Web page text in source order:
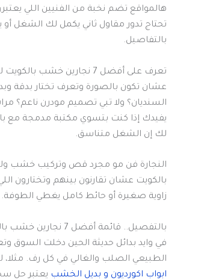
هالمواقع تضم نخبة من الفنيين اللي
تحتاج تدور مقاول ثاني يكمل لك الشغل
بالتفاصيل.
تعرف على أفضل 7 نجارين خشب بالكويت لتصميم مكتبات منزلية عصرية
عشان تكون بالصورة وتعرف تختار بدقة
السنديان؟ ولا تبي تصميم مودرن ناعم؟
لك إن الشغل متناسق.
النجارة فن مو مجرد قص وتركيب خشب
بالكويت عشان تقارنون بينهم وتختارون
زاوية صغيرة أو حائط كامل يغطي الطوفة.
بالتفصيل.. قائمة أفضل 7 نجارين خشب بالكويت لتصميم مكتبات منزلية
في وايد بدائل حديثة الحين دخلت السوق
الطبيعي الصلب والغالي في كل رف.
ابواب اكورديون و بديل الخشب يعتبر حل